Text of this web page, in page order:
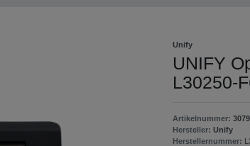
Unify
UNIFY
L30250-
Artikelnummer: 3079
Hersteller: Unify
Herstellernummer: